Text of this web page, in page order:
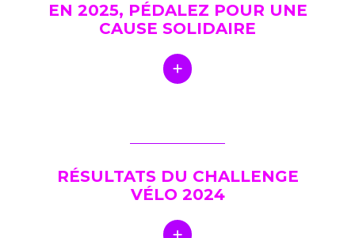
EN 2025, PÉDALEZ POUR UNE
CAUSE SOLIDAIRE
RÉSULTATS DU CHALLENGE
VÉLO 2024